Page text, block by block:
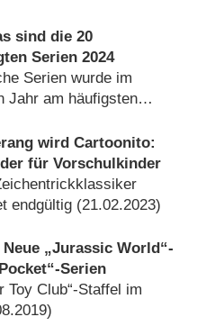
sind die 20
Serien 2024
Serien wurde im
Jahr am häufigsten
wird Cartoonito:
für Vorschulkinder
endgültig (21.02.2023)
„Jurassic World“-
Serien
Toy Club“-Staffel im
)